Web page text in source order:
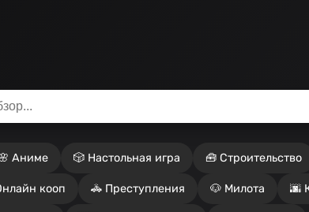
Аниме 🎲 Настольная игра 🧰 Строительство
кооп 🚓 Преступления 🐶 Милота 🌆